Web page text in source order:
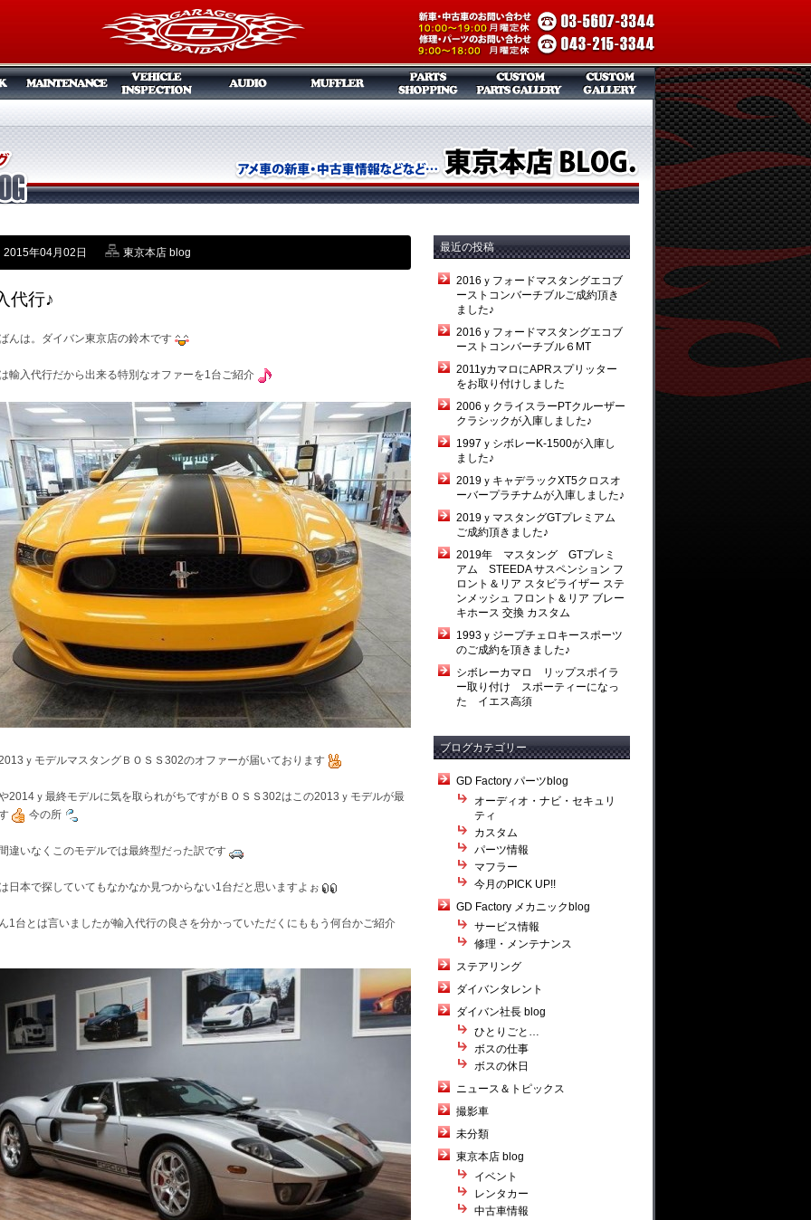
2015年04月02日 東京本店 blog
代行♪
んは。ダイバン東京店の鈴木です
輸入代行だから出来る特別なオファーを1台ご紹介
ｙモデルマスタングＢＯＳＳ302のオファーが届いております
2014ｙ最終モデルに気を取られがちですがＢＯＳＳ302はこの2013ｙモデルが最
今の所
違いなくこのモデルでは最終型だった訳です
日本で探していてもなかなか見つからない1台だと思いますよぉ
1台とは言いましたが輸入代行の良さを分かっていただくにももう何台かご紹介
最近の投稿
2016ｙフォードマスタングエコブ
ーストコンバーチブルご成約頂き
ました♪
2016ｙフォードマスタングエコブ
ーストコンバーチブル６MT
2011yカマロにAPRスプリッター
をお取り付けしました
2006ｙクライスラーPTクルーザー
クラシックが入庫しました♪
1997ｙシボレーK-1500が入庫し
ました♪
2019ｙキャデラックXT5クロスオ
ーバープラチナムが入庫しました♪
2019ｙマスタングGTプレミアム
ご成約頂きました♪
2019年 マスタング GTプレミ
アム STEEDA サスペンション フ
ロント＆リア スタビライザー ステ
ンメッシュ フロント＆リア ブレー
キホース 交換 カスタム
1993ｙジープチェロキースポーツ
のご成約を頂きました♪
シボレーカマロ リップスポイラ
ー取り付け スポーティーになっ
た イエス高須
ブログカテゴリー
GD Factory パーツblog
オーディオ・ナビ・セキュリ
ティ
カスタム
パーツ情報
マフラー
今月のPICK UP!!
GD Factory メカニックblog
サービス情報
修理・メンテナンス
ステアリング
ダイバンタレント
ダイバン社長 blog
ひとりごと…
ボスの仕事
ボスの休日
ニュース＆トピックス
撮影車
未分類
東京本店 blog
イベント
レンタカー
中古車情報